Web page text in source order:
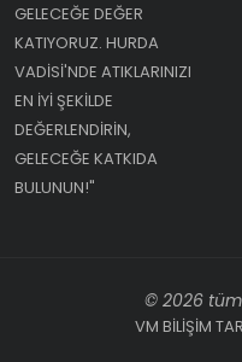
GELECEĞE DEĞER
KATIYORUZ. HURDA
VADISI'NDE ATIKLARINIZI
EN IYI ŞEKILDE
DEĞERLENDIRIN,
GELECEĞE KATKIDA
BULUNUN!"
© 2026
VM BİLİŞİM